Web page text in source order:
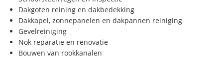
Dakgoten reining en dakbedekking
Dakkapel, zonnepanelen en dakpannen reiniging
Gevelreiniging
Nok reparatie en renovatie
Bouwen van rookkanalen